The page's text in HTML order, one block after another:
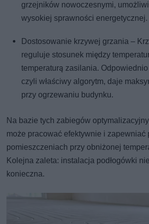
grzejników nowoczesnymi,
wysokiej sprawności energetycznej.
Dostosowanie krzywej grzania –
reguluje stosunek między
temperaturą zasilania.
czyli właściwy algorytm, daje
przy ogrzewaniu budynku.
Na bazie tych zabiegów
może pracować efektywnie i zapewniać
pomieszczeniach przy obniżonej
Kolejna zaleta: instalacja podłogówki
konieczna.